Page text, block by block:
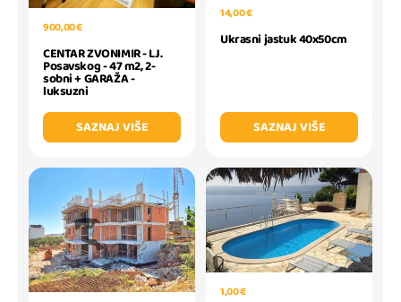
900,00 €
CENTAR ZVONIMIR - LJ.
Posavskog - 47 m2, 2-
sobni + GARAŽA -
luksuzni
SAZNAJ VIŠE
14,00 €
Ukrasni jastuk 40x50cm
SAZNAJ VIŠE
1,00 €